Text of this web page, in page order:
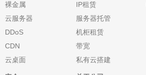
裸金属
云服务器
DDoS
CDN
云桌面
IP租赁
服务器托管
机柜租赁
带宽
私有云搭建